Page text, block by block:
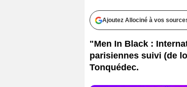
Ajoutez Allociné à vos
"Men In Black :
parisiennes suivi (de
Tonquédec.